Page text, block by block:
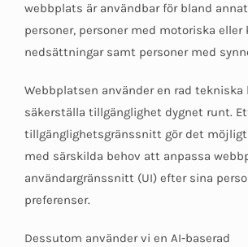
webbplats är användbar för bland
personer, personer med motoriska eller
nedsättningar samt personer med
Webbplatsen använder en rad
säkerställa tillgänglighet dygnet runt.
tillgänglighetsgränssnitt gör det möjligt
med särskilda behov att anpassa
användargränssnitt (UI) efter sina
preferenser.
Dessutom använder vi en AI-baserad